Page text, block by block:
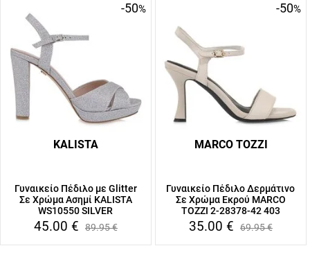
-50%
KALISTA
Γυναικείο Πέδιλο με Glitter
Σε Χρώμα Ασημί KALISTA
WS10550 SILVER
45.00 € 89.95€
-50%
MARCO TOZZI
Γυναικείο Πέδιλο Δερμάτινο
Σε Χρώμα Εκρού MARCO
TOZZI 2-28378-42 403
35.00 € 69.95€